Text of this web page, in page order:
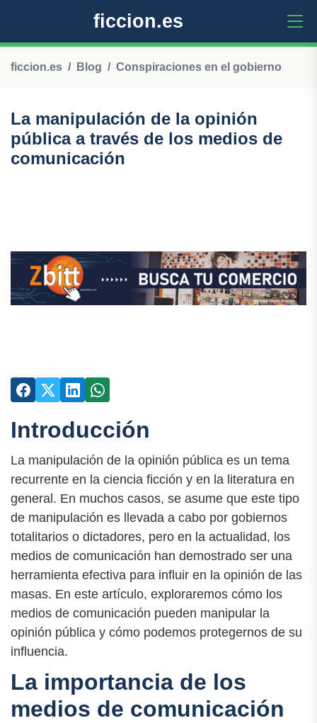
ficcion.es
ficcion.es Blog Conspiraciones en el gobierno
La manipulación de la opinión
pública a través de los medios de
comunicación
Introducción
La manipulación de la opinión pública es un tema
recurrente en la ciencia ficción y en la literatura en
general. En muchos casos, se asume que este tipo
de manipulación es llevada a cabo por gobiernos
totalitarios o dictadores, pero en la actualidad, los
medios de comunicación han demostrado ser una
herramienta efectiva para influir en la opinión de las
masas. En este artículo, exploraremos cómo los
medios de comunicación pueden manipular la
opinión pública y cómo podemos protegernos de su
influencia.
La importancia de los
medios de comunicación